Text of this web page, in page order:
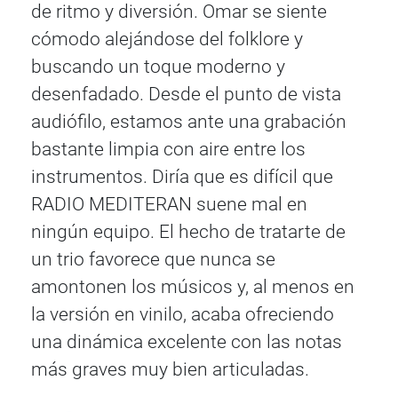
de ritmo y diversión. Omar se siente
cómodo alejándose del folklore y
buscando un toque moderno y
desenfadado. Desde el punto de vista
audiófilo, estamos ante una grabación
bastante limpia con aire entre los
instrumentos. Diría que es difícil que
RADIO MEDITERAN suene mal en
ningún equipo. El hecho de tratarte de
un trio favorece que nunca se
amontonen los músicos y, al menos en
la versión en vinilo, acaba ofreciendo
una dinámica excelente con las notas
más graves muy bien articuladas.